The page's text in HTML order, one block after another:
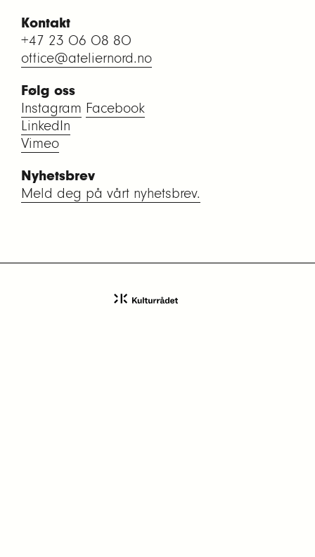
Kontakt
+47 23 06 08 80
office@ateliernord.no
Følg oss
Instagram Facebook
LinkedIn
Vimeo
Nyhetsbrev
Meld deg på vårt nyhetsbrev.